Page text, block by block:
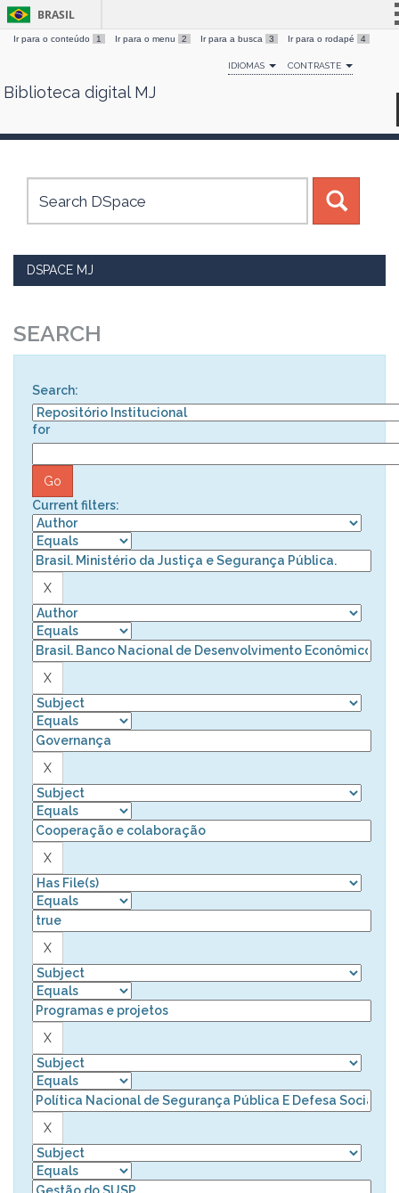
Skip
BRASIL
Simplifique!
Comunica BR
Canais
Ir para o conteúdo 1 Ir para o menu 2 Ir para a busca 3 Ir para o rodapé 4
IDIOMAS CONTRASTE
Biblioteca digital MJ
DSPACE MJ
SEARCH
Search:
for
Current filters: